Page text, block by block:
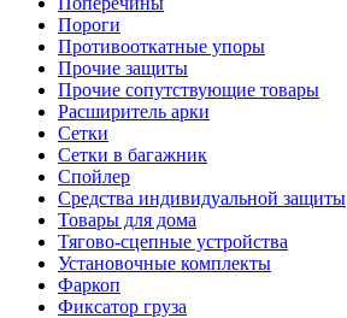
Пороги
Противооткатные упоры
Прочие защиты
Прочие сопутствующие товары
Расширитель арки
Сетки
Сетки в багажник
Спойлер
Средства индивидуальной защиты
Товары для дома
Тягово-сцепные устройства
Установочные комплекты
Фаркоп
Фиксатор груза